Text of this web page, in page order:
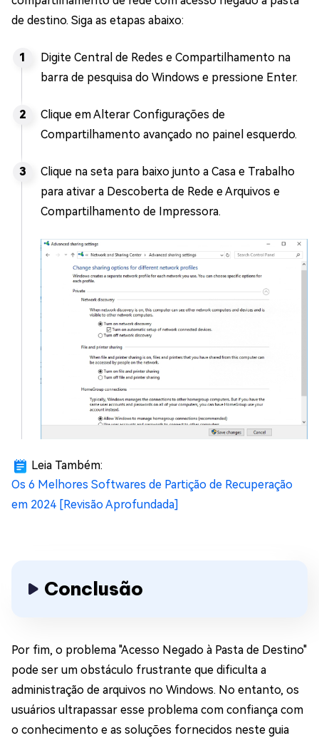
de destino. Siga as etapas abaixo:
Digite Central de Redes e Compartilhamento na
barra de pesquisa do Windows e pressione Enter.
Clique em Alterar Configurações de
Compartilhamento avançado no painel esquerdo.
Clique na seta para baixo junto a Casa e Trabalho
para ativar a Descoberta de Rede e Arquivos e
Compartilhamento de Impressora.
Leia Também:
Os 6 Melhores Softwares de Partição de Recuperação
em 2024 [Revisão Aprofundada]
Conclusão
Por fim, o problema "Acesso Negado à Pasta de Destino"
pode ser um obstáculo frustrante que dificulta a
administração de arquivos no Windows. No entanto, os
usuários ultrapassar esse problema com confiança com
o conhecimento e as soluções fornecidos neste guia